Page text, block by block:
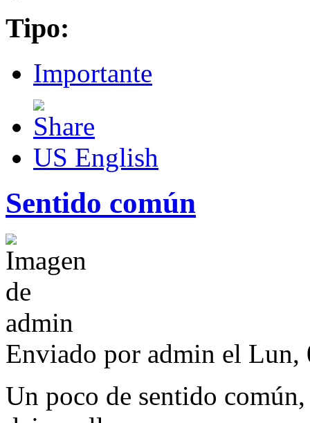
Tipo:
Importante
US English
Sentido común
Enviado por admin el Lun,
Un poco de sentido